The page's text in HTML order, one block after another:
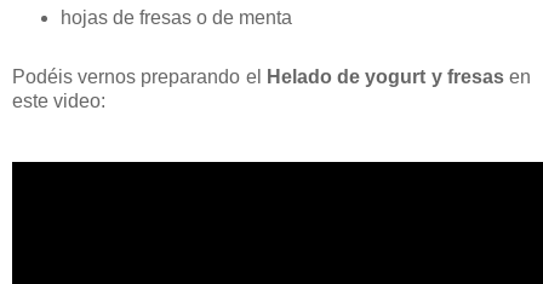
hojas de fresas o de menta
Podéis vernos preparando el Helado de yogurt y fresasen
este video: